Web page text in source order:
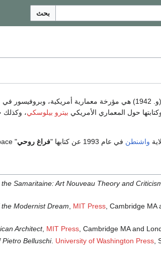
بحث
حول المعماري الأمريكي بيترو بيلوسكي، وكذلك
واشنطن في عام 1993 عن كتابها " فراغ روحي" Spiritual Space.
Samaritaine: Art Nouveau Theory and
Modernist Dream MIT Press, Cambridge MA
Architect, MIT Press, Cambridge MA and
Belluschi. University of Washington Press,